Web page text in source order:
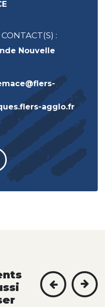
:
Nouvelle
agglo.fr